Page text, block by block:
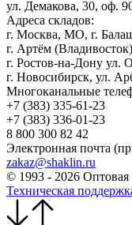
ул. Демакова, 30, оф.
Адреса складов:
г. Москва, МО, г.
г. Артём
г. Ростов-на-Дону ул.
г. Новосибирск, ул.
Многоканальные
+7 (383) 335-61-23
+7 (383) 336-01-23
8 800 300 82 42
Электронная почта
zakaz@shaklin.ru
© 1993 - 2026
Техническая